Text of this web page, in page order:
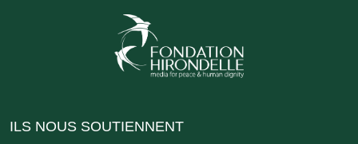
ILS NOUS SOUTIENNENT